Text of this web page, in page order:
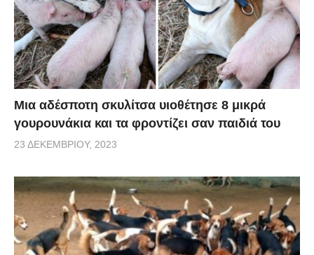
Μια αδέσποτη σκυλίτσα υιοθέτησε 8 μικρά
γουρουνάκια και τα φροντίζει σαν παιδιά του
23 ΔΕΚΕΜΒΡΊΟΥ, 2023